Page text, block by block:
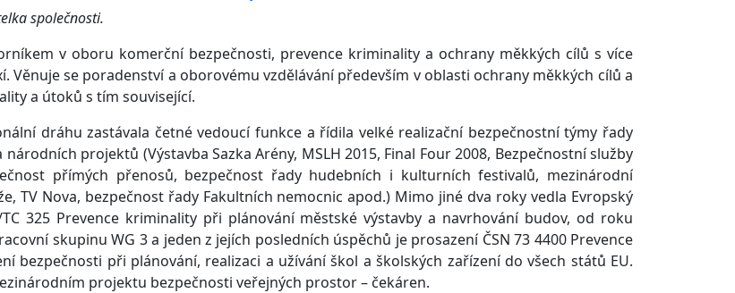
společnosti.
v oboru komerční bezpečnosti, prevence kriminality a ochrany měkkých cílů s více
Věnuje se poradenství a oborovému vzdělávání především v oblasti ochrany měkkých cílů a
a útoků s tím související.
dráhu zastávala četné vedoucí funkce a řídila velké realizační bezpečnostní týmy řady
projektů (Výstavba Sazka Arény, MSLH 2015, Final Four 2008, Bezpečnostní služby
přímých přenosů, bezpečnost řady hudebních i kulturních festivalů, mezinárodní
TV Nova, bezpečnost řady Fakultních nemocnic apod.) Mimo jiné dva roky vedla Evropský
325 Prevence kriminality při plánování městské výstavby a navrhování budov, od roku
skupinu WG 3 a jeden z jejích posledních úspěchů je prosazení ČSN 73 4400 Prevence
bezpečnosti při plánování, realizaci a užívání škol a školských zařízení do všech států EU.
projektu bezpečnosti veřejných prostor – čekáren.